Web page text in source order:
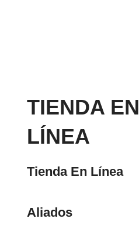
TIENDA EN
LÍNEA
Tienda En Línea
Aliados